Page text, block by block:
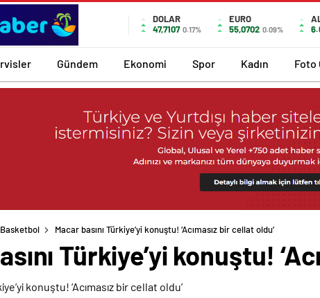
DOLAR
47,7107 0.17%
EURO
55,0702 0.09%
Gündem Ekonomi Spor Kadın Foto
Basketbol Macar basını Türkiye’yi konuştu! ‘Acımasız bir cellat oldu’
Türkiye’yi konuştu!